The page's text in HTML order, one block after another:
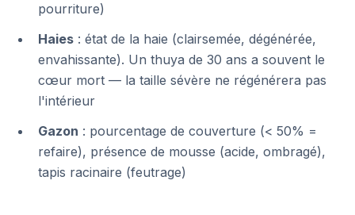
pourriture)
Haies : état de la haie (clairsemée, dégénérée,
envahissante). Un thuya de 30 ans a souvent le
cœur mort — la taille sévère ne régénérera pas
l'intérieur
Gazon : pourcentage de couverture (< 50% =
refaire), présence de mousse (acide, ombragé),
tapis racinaire (feutrage)